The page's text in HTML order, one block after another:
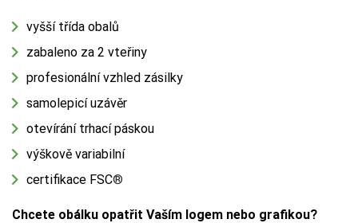
vyšší třída obalů
zabaleno za 2 vteřiny
profesionální vzhled zásilky
samolepicí uzávěr
otevírání trhací páskou
výškově variabilní
certifikace FSC®
Chcete obálku opatřit Vaším logem nebo grafikou?